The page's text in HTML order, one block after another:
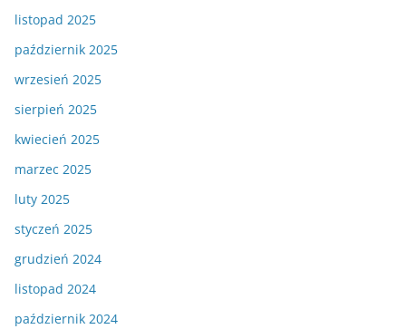
listopad 2025
październik 2025
wrzesień 2025
sierpień 2025
kwiecień 2025
marzec 2025
luty 2025
styczeń 2025
grudzień 2024
listopad 2024
październik 2024